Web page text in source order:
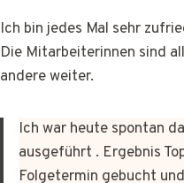
Ich bin jedes Mal sehr
Die Mitarbeiterinnen sind
andere weiter.
Ich war heute spontan
ausgeführt . Ergebnis
Folgetermin gebucht